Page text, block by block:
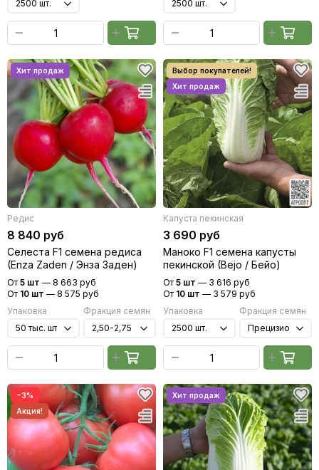
Редис
8 840 руб
Селеста F1 семена редиса
(Enza Zaden / Энза Заден)
От 5 шт — 8 663 руб
От 10 шт — 8 575 руб
Упаковка
Фракция семян
Капуста пекинская
3 690 руб
Маноко F1 семена капусты
пекинской (Bejo / Бейо)
От 5 шт — 3 616 руб
От 10 шт — 3 579 руб
Упаковка
Фракция семян
−3%